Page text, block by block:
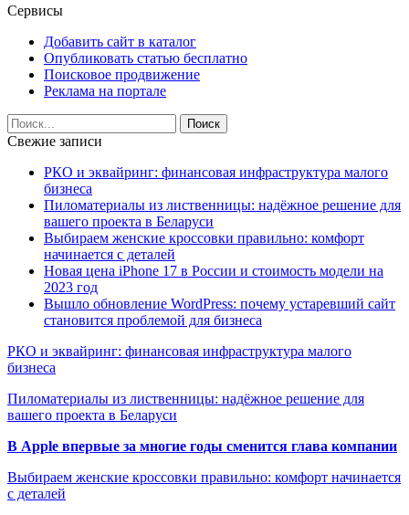
Сервисы
Добавить сайт в каталог
Опубликовать статью бесплатно
Поисковое продвижение
Реклама на портале
Свежие записи
РКО и эквайринг: финансовая инфраструктура малого
бизнеса
Пиломатериалы из лиственницы: надёжное решение для
вашего проекта в Беларуси
Выбираем женские кроссовки правильно: комфорт
начинается с деталей
Новая цена iPhone 17 в России и стоимость модели на
2023 год
Вышло обновление WordPress: почему устаревший сайт
становится проблемой для бизнеса
РКО и эквайринг: финансовая инфраструктура малого
бизнеса
Пиломатериалы из лиственницы: надёжное решение для
вашего проекта в Беларуси
В Apple впервые за многие годы сменится глава компании
Выбираем женские кроссовки правильно: комфорт начинается
с деталей